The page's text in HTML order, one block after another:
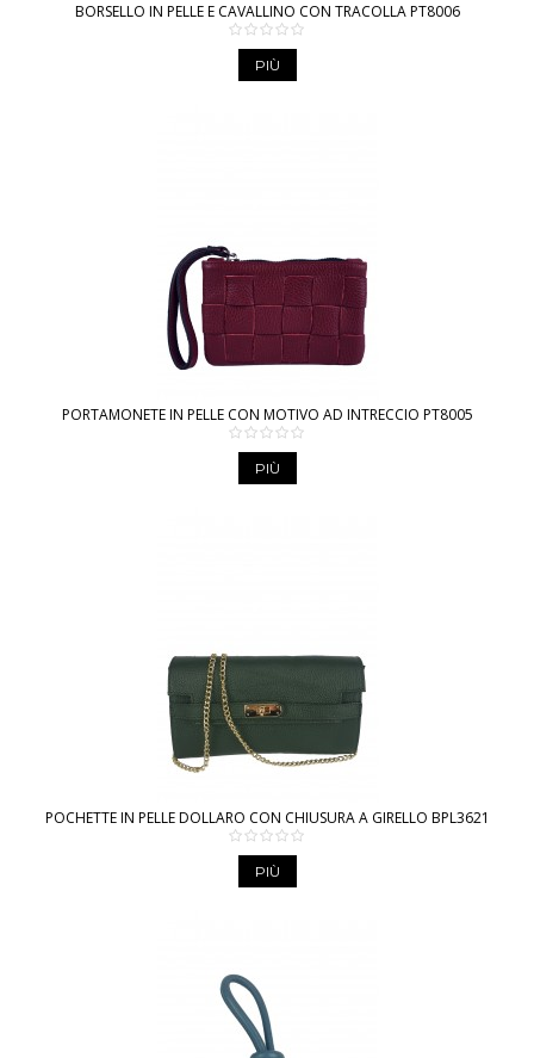
BORSELLO IN PELLE E CAVALLINO CON TRACOLLA PT8006
PIÙ
PORTAMONETE IN PELLE CON MOTIVO AD INTRECCIO PT8005
PIÙ
POCHETTE IN PELLE DOLLARO CON CHIUSURA A GIRELLO BPL3621
PIÙ